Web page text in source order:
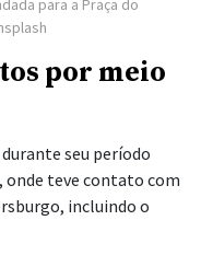
para a Praça do
por meio
seu período
onde teve contato com
incluindo o